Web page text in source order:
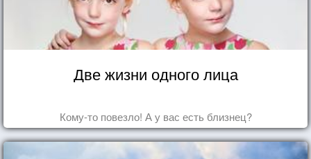
Две жизни одного лица
Кому-то повезло! А у вас есть близнец?